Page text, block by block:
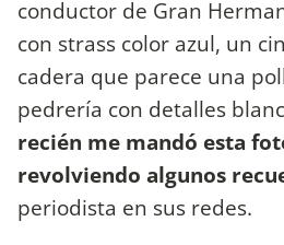
conductor de Gran
con strass color azul, un
cadera que parece una
pedrería con detalles
recién me mandó esta
revolviendo algunos
periodista en sus redes.